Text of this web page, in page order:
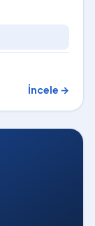
İncele →